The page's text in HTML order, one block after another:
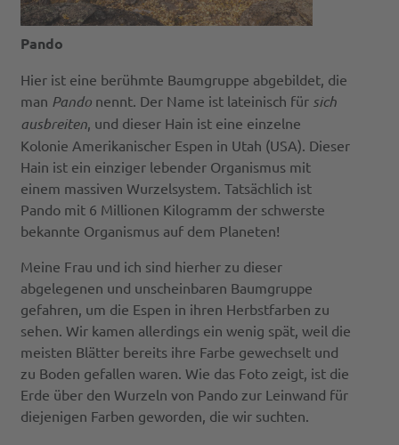
Pando
Hier ist eine berühmte Baumgruppe abgebildet, die
man Pandonennt. Der Name ist lateinisch für sich
ausbreiten, und dieser Hain ist eine einzelne
Kolonie Amerikanischer Espen in Utah (USA). Dieser
Hain ist ein einziger lebender Organismus mit
einem massiven Wurzelsystem. Tatsächlich ist
Pando mit 6 Millionen Kilogramm der schwerste
bekannte Organismus auf dem Planeten!
Meine Frau und ich sind hierher zu dieser
abgelegenen und unscheinbaren Baumgruppe
gefahren, um die Espen in ihren Herbstfarben zu
sehen. Wir kamen allerdings ein wenig spät, weil die
meisten Blätter bereits ihre Farbe gewechselt und
zu Boden gefallen waren. Wie das Foto zeigt, ist die
Erde über den Wurzeln von Pando zur Leinwand für
diejenigen Farben geworden, die wir suchten.